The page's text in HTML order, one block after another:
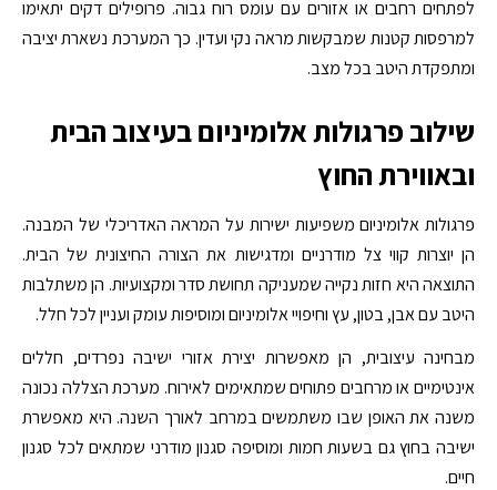
לפתחים רחבים או אזורים עם עומס רוח גבוה. פרופילים דקים יתאימו
למרפסות קטנות שמבקשות מראה נקי ועדין. כך המערכת נשארת יציבה
ומתפקדת היטב בכל מצב.
שילוב פרגולות אלומיניום בעיצוב הבית
ובאווירת החוץ
פרגולות אלומיניום משפיעות ישירות על המראה האדריכלי של המבנה.
הן יוצרות קווי צל מודרניים ומדגישות את הצורה החיצונית של הבית.
התוצאה היא חזות נקייה שמעניקה תחושת סדר ומקצועיות. הן משתלבות
היטב עם אבן, בטון, עץ וחיפויי אלומיניום ומוסיפות עומק ועניין לכל חלל.
מבחינה עיצובית, הן מאפשרות יצירת אזורי ישיבה נפרדים, חללים
אינטימיים או מרחבים פתוחים שמתאימים לאירוח. מערכת הצללה נכונה
משנה את האופן שבו משתמשים במרחב לאורך השנה. היא מאפשרת
ישיבה בחוץ גם בשעות חמות ומוסיפה סגנון מודרני שמתאים לכל סגנון
חיים.